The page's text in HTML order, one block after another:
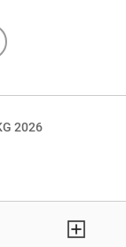
2026